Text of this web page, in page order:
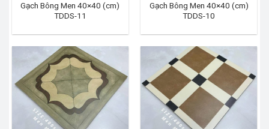
Gạch Bông Men 40×40 (cm)
TDDS-11
Gạch Bông Men 40×40 (cm)
TDDS-10